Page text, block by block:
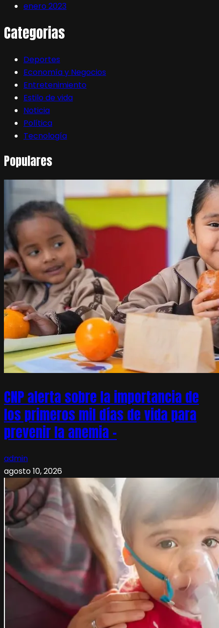
enero 2023
Categorias
Deportes
Economía y Negocios
Entretenimiento
Estilo de vida
Noticia
Política
Tecnología
Populares
CNP alerta sobre la importancia de
los primeros mil días de vida para
prevenir la anemia –
admin
agosto 10, 2026